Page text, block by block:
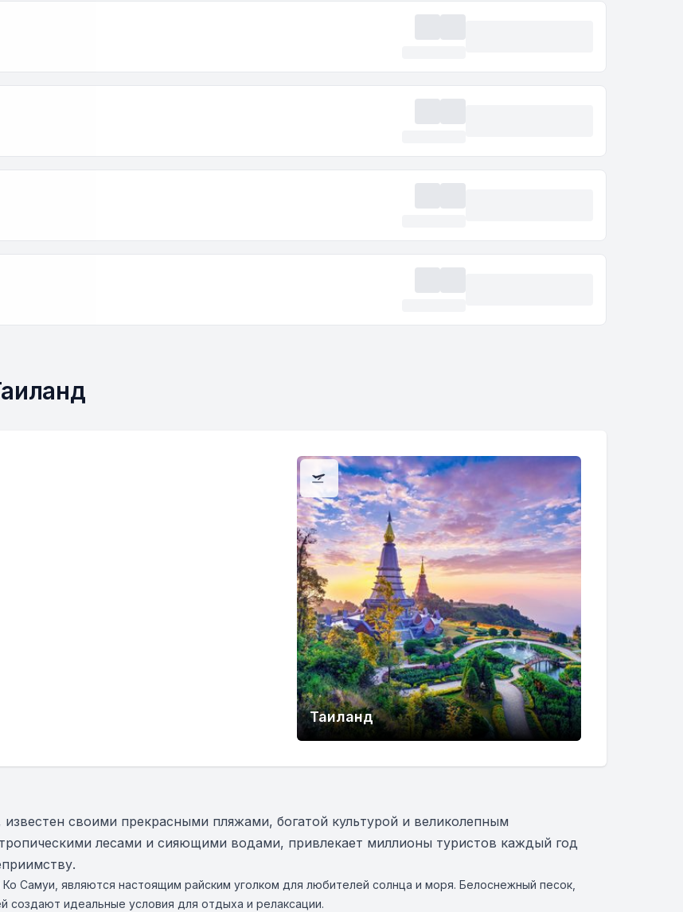
Таиланд
своими прекрасными пляжами, богатой культурой и великолепным
лесами и сияющими водами, привлекает миллионы туристов каждый год
Самуи, являются настоящим райским уголком для любителей солнца и моря. Белоснежный песок,
создают идеальные условия для отдыха и релаксации.